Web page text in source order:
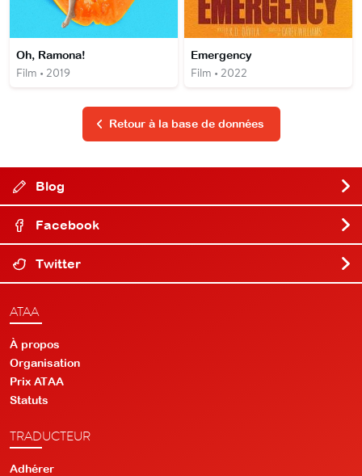
Oh, Ramona!
Film • 2019
Emergency
Film • 2022
Retour à la base de données
Blog
Facebook
Twitter
ATAA
À propos
Organisation
Prix ATAA
Statuts
TRADUCTEUR
Adhérer